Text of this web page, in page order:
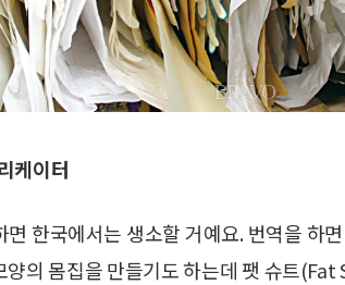
케이터
한국에서는 생소할 거예요. 번역을 하
양의 몸집을 만들기도 하는데 팻 슈트